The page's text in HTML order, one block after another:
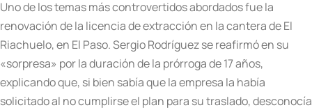
Uno de los temas más controvertidos abordados fue la
renovación de la licencia de extracción en la cantera de El
Riachuelo, en El Paso. Sergio Rodríguez se reafirmó en su
«sorpresa» por la duración de la prórroga de 17 años,
explicando que, si bien sabía que la empresa la había
solicitado al no cumplirse el plan para su traslado, desconocía